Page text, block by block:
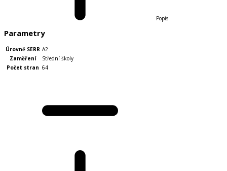
Popis
Parametry
Úrovně SERR A2
Zaměření
Střední školy
Počet stran 64